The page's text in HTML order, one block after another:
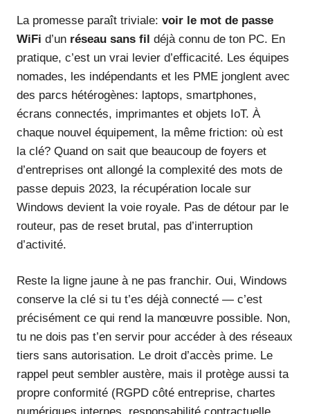
La promesse paraît triviale: voir le mot de passe
WiFi d’un réseau sans fil déjà connu de ton PC. En
pratique, c’est un vrai levier d’efficacité. Les équipes
nomades, les indépendants et les PME jonglent avec
des parcs hétérogènes: laptops, smartphones,
écrans connectés, imprimantes et objets IoT. À
chaque nouvel équipement, la même friction: où est
la clé? Quand on sait que beaucoup de foyers et
d’entreprises ont allongé la complexité des mots de
passe depuis 2023, la récupération locale sur
Windows devient la voie royale. Pas de détour par le
routeur, pas de reset brutal, pas d’interruption
d’activité.
Reste la ligne jaune à ne pas franchir. Oui, Windows
conserve la clé si tu t’es déjà connecté — c’est
précisément ce qui rend la manœuvre possible. Non,
tu ne dois pas t’en servir pour accéder à des réseaux
tiers sans autorisation. Le droit d’accès prime. Le
rappel peut sembler austère, mais il protège aussi ta
propre conformité (RGPD côté entreprise, chartes